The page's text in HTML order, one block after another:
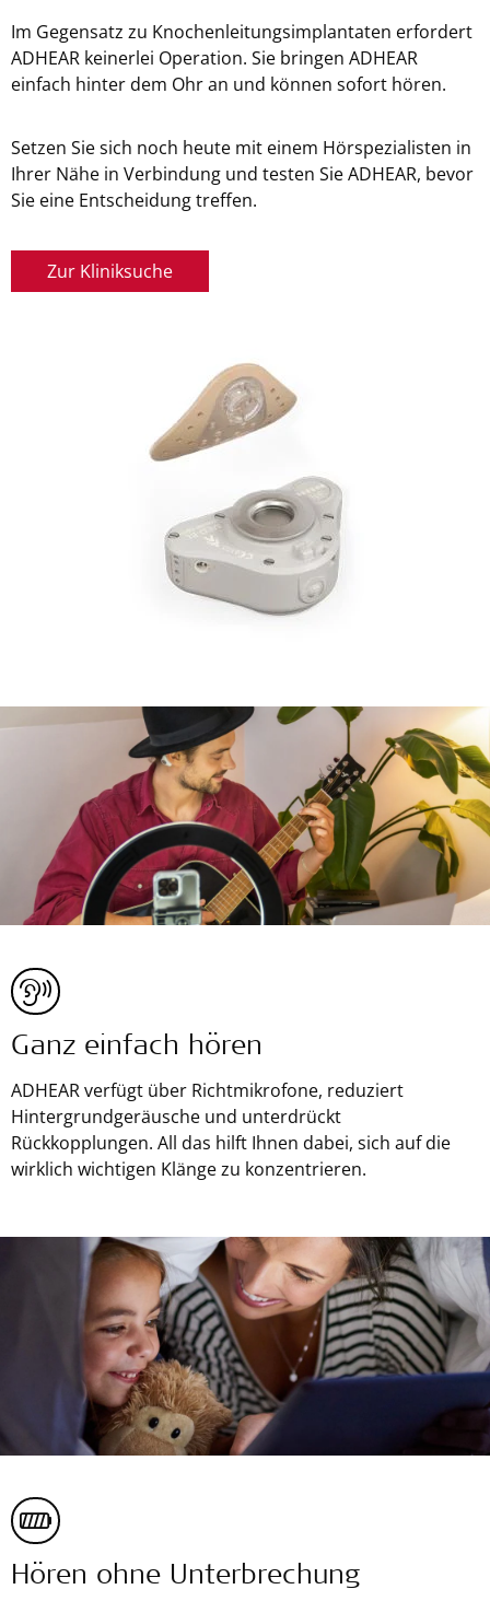
Im Gegensatz zu Knochenleitungsimplantaten erfordert
ADHEAR keinerlei Operation. Sie bringen ADHEAR
einfach hinter dem Ohr an und können sofort hören.
Setzen Sie sich noch heute mit einem Hörspezialisten in
Ihrer Nähe in Verbindung und testen Sie ADHEAR, bevor
Sie eine Entscheidung treffen.
Zur Kliniksuche
Ganz einfach hören
ADHEAR verfügt über Richtmikrofone, reduziert
Hintergrundgeräusche und unterdrückt
Rückkopplungen. All das hilft Ihnen dabei, sich auf die
wirklich wichtigen Klänge zu konzentrieren.
Hören ohne Unterbrechung